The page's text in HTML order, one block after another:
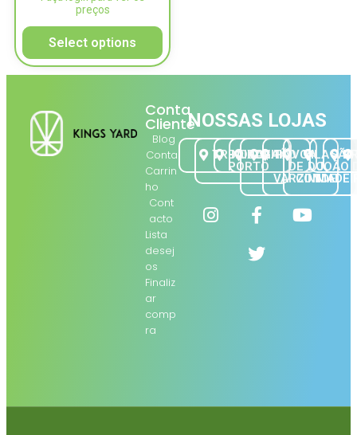
preços
Select options
Conta
Cliente
Blog
Conta
Carrin
ho
Cont
acto
Lista
desej
os
Finaliz
ar
comp
ra
NOSSAS LOJAS
TRINDADE
BAIXA |
PORTO
BOLHÃO
GAIAPÓVOA
DE
VARZIM
VILA
DO
CONDE
SÃO
JOÃO